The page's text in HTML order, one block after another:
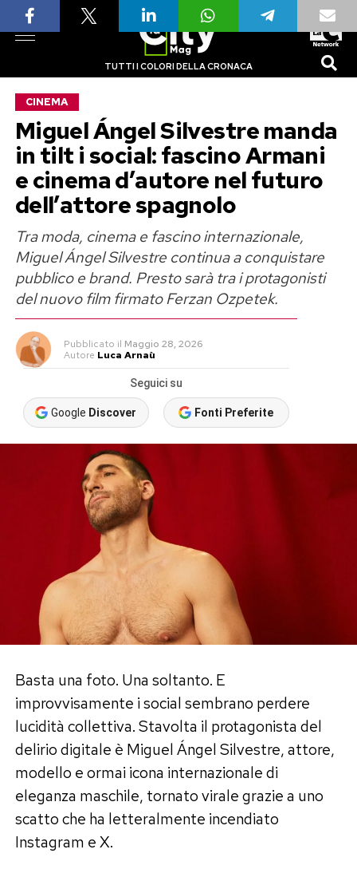
TUTTI I COLORI DELLA CRONACA
CINEMA
Miguel Ángel Silvestre manda
in tilt i social: fascino Armani
e cinema d’autore nel futuro
dell’attore spagnolo
Tra moda, cinema e fascino internazionale,
Miguel Ángel Silvestre continua a conquistare
pubblico e brand. Presto sarà tra i protagonisti
del nuovo film firmato Ferzan Ozpetek.
Pubblicato il Maggio 28, 2026
Autore Luca Arnaù
Seguici su
Google Discover Fonti Preferite
Basta una foto. Una soltanto. E
improvvisamente i social sembrano perdere
lucidità collettiva. Stavolta il protagonista del
delirio digitale è Miguel Ángel Silvestre, attore,
modello e ormai icona internazionale di
eleganza maschile, tornato virale grazie a uno
scatto che ha letteralmente incendiato
Instagram e X.